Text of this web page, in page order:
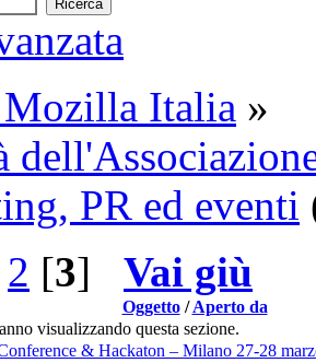
Italia »
PR ed eventi
2 [3] Vai giù
Oggetto/Aperto da
visualizzando questa sezione.
& Hackaton – Milano 27-28